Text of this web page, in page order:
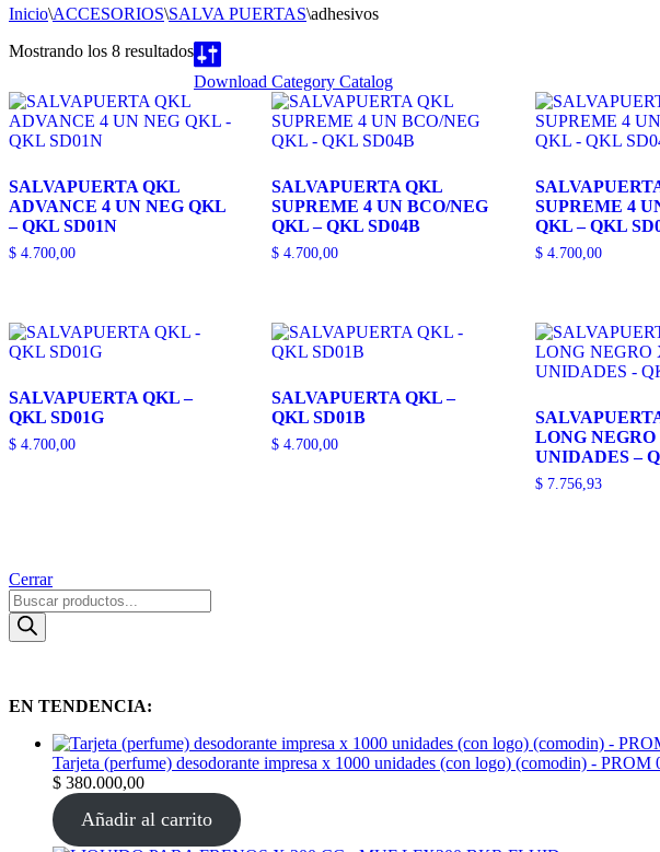
Inicio\ACCESORIOS\SALVA PUERTAS\adhesivos
Mostrando los 8 resultados
Download Category Catalog
SALVAPUERTA QKL
ADVANCE 4 UN NEG QKL
– QKL SD01N
$ 4.700,00
SALVAPUERTA QKL
SUPREME 4 UN BCO/NEG
QKL – QKL SD04B
$ 4.700,00
SUPREME 4
QKL – QKL
$4.700,00
SALVAPUERTA QKL –
QKL SD01G
$ 4.700,00
SALVAPUERTA QKL –
QKL SD01B
$ 4.700,00
LONG NEGRO
UNIDADES –
$7.756,93
Cerrar
EN TENDENCIA:
Tarjeta (perfume) desodorante impresa x 1000 unidades (con logo) (comodin) -
$ 380.000,00
Añadir al carrito